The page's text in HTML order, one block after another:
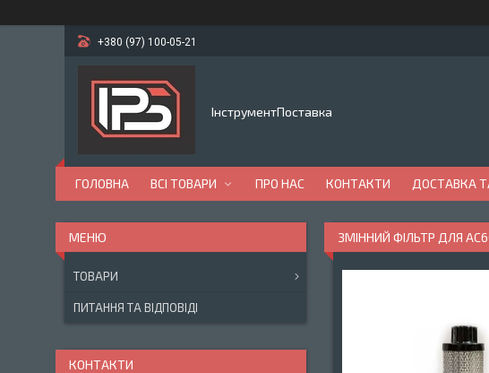
+380 (97) 100-05-21
ІнструментПоставка
ГОЛОВНА ВСІ ТОВАРИ ПРО НАС КОНТАКТИ ДОСТАВКА
ЗМІННИЙ ФІЛЬТР ДЛЯ
ТОВАРИ
ПИТАННЯ ТА ВІДПОВІДІ
КОНТАКТИ